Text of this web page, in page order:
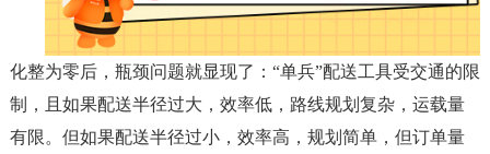
化整为零后，瓶颈问题就显现了：“单兵”配送工具受交通的限
制，且如果配送半径过大，效率低，路线规划复杂，运载量
有限。但如果配送半径过小，效率高，规划简单，但订单量